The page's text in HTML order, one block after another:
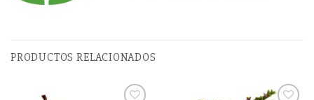
PRODUCTOS RELACIONADOS